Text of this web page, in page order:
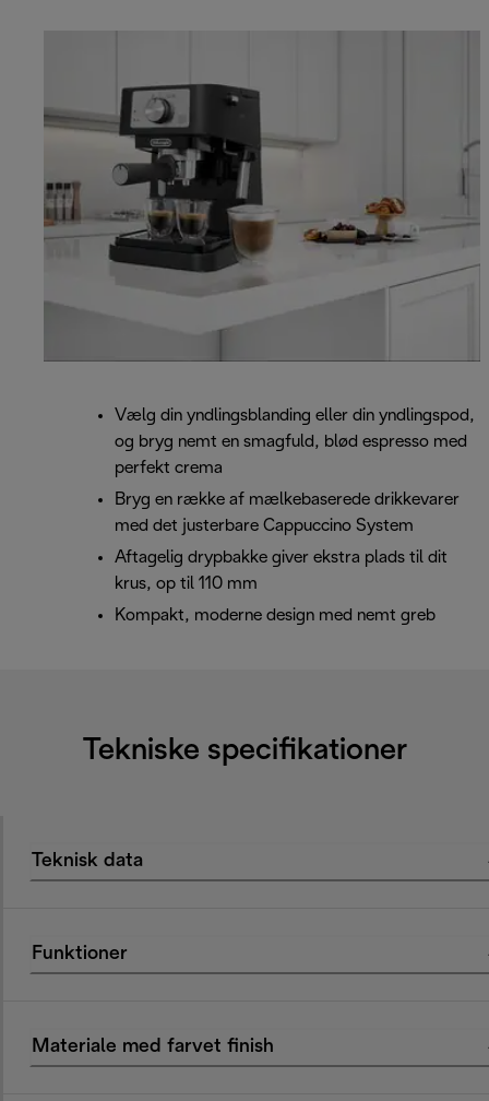
Vælg din yndlingsblanding eller din yndlingspod,
og bryg nemt en smagfuld, blød espresso med
perfekt crema
Bryg en række af mælkebaserede drikkevarer
med det justerbare Cappuccino System
Aftagelig drypbakke giver ekstra plads til dit
krus, op til 110 mm
Kompakt, moderne design med nemt greb
Tekniske specifikationer
Teknisk data
Funktioner
Materiale med farvet finish